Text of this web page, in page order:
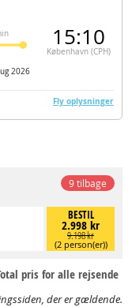
15:10
København (CPH)
2026
Fly oplysninger
9 tilbage
BESTIL
2.998 kr
9.198 kr
(2 person(er))
pris for alle rejsende
der er gældende.